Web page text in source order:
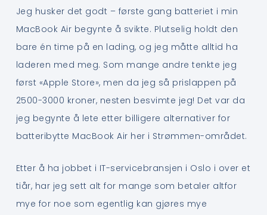
Jeg husker det godt – første gang batteriet i min
MacBook Air begynte å svikte. Plutselig holdt den
bare én time på en lading, og jeg måtte alltid ha
laderen med meg. Som mange andre tenkte jeg
først «Apple Store», men da jeg så prislappen på
2500-3000 kroner, nesten besvimte jeg! Det var da
jeg begynte å lete etter billigere alternativer for
batteribytte MacBook Air her i Strømmen-området.
Etter å ha jobbet i IT-servicebransjen i Oslo i over et
tiår, har jeg sett alt for mange som betaler altfor
mye for noe som egentlig kan gjøres mye